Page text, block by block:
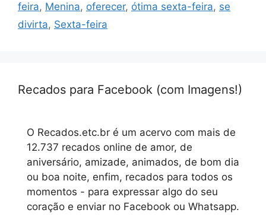
feira, Menina, oferecer, ótima sexta-feira, se
divirta, Sexta-feira
Recados para Facebook (com Imagens!)
O Recados.etc.br é um acervo com mais de
12.737 recados online de amor, de
aniversário, amizade, animados, de bom dia
ou boa noite, enfim, recados para todos os
momentos - para expressar algo do seu
coração e enviar no Facebook ou Whatsapp.